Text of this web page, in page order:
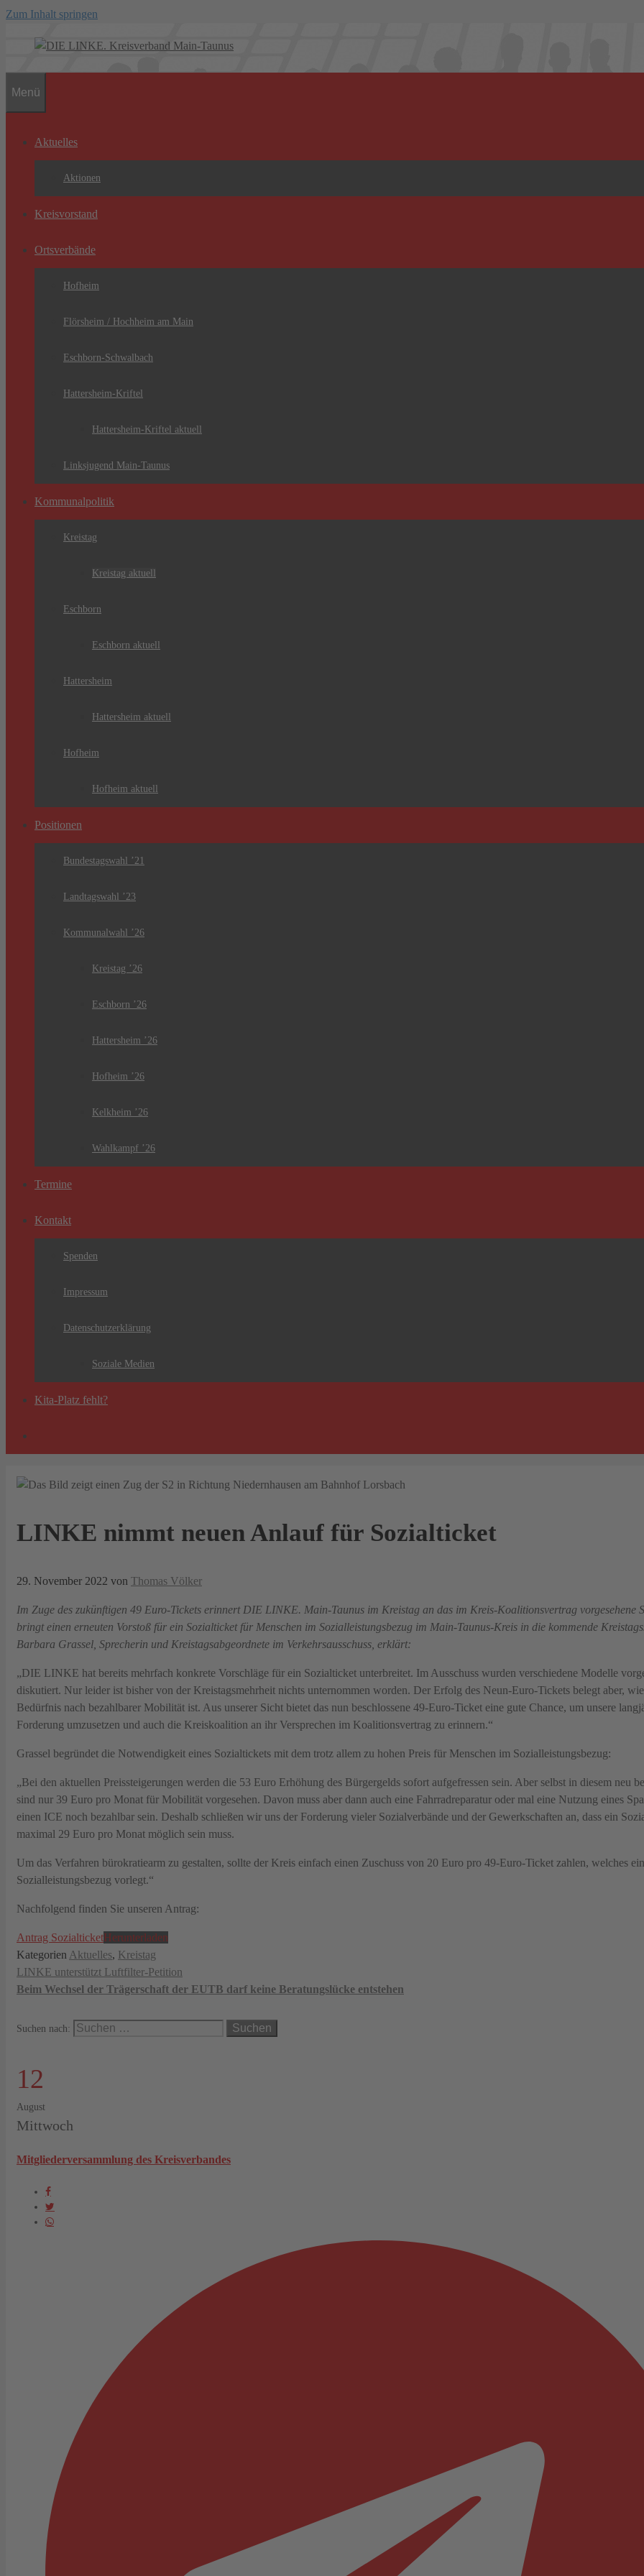
Zum Inhalt springen
Menü
Aktuelles
Aktionen
Kreisvorstand
Ortsverbände
Hofheim
Flörsheim / Hochheim am Main
Eschborn-Schwalbach
Hattersheim-Kriftel
Hattersheim-Kriftel aktuell
Linksjugend Main-Taunus
Kommunalpolitik
Kreistag
Kreistag aktuell
Eschborn
Eschborn aktuell
Hattersheim
Hattersheim aktuell
Hofheim
Hofheim aktuell
Positionen
Bundestagswahl ’21
Landtagswahl ’23
Kommunalwahl ’26
Kreistag ’26
Eschborn ’26
Hattersheim ’26
Hofheim ’26
Kelkheim ’26
Wahlkampf ’26
Termine
Kontakt
Spenden
Impressum
Datenschutzerklärung
Soziale Medien
Kita-Platz fehlt?
LINKE nimmt neuen Anlauf für Sozialticket
29. November 2022 von Thomas Völker
Im Zuge des zukünftigen 49 Euro-Tickets erinnert DIE LINKE. Main-Taunus im Kreistag an das im Kreis-Koalitionsvertrag vorgesehene
bringt einen erneuten Vorstoß für ein Sozialticket für Menschen im Sozialleistungsbezug im Main-Taunus-Kreis in die kommende
Barbara Grassel, Sprecherin und Kreistagsabgeordnete im Verkehrsausschuss, erklärt:
„DIE LINKE hat bereits mehrfach konkrete Vorschläge für ein Sozialticket unterbreitet. Im Ausschuss wurden verschiedene Modelle
diskutiert. Nur leider ist bisher von der Kreistagsmehrheit nichts unternommen worden. Der Erfolg des Neun-Euro-Tickets belegt aber,
Bedürfnis nach bezahlbarer Mobilität ist. Aus unserer Sicht bietet das nun beschlossene 49-Euro-Ticket eine gute Chance, um unsere
Forderung umzusetzen und auch die Kreiskoalition an ihr Versprechen im Koalitionsvertrag zu erinnern.“
Grassel begründet die Notwendigkeit eines Sozialtickets mit dem trotz allem zu hohen Preis für Menschen im Sozialleistungsbezug:
„Bei den aktuellen Preissteigerungen werden die 53 Euro Erhöhung des Bürgergelds sofort aufgefressen sein. Aber selbst in diesem neu
sind nur 39 Euro pro Monat für Mobilität vorgesehen. Davon muss aber dann auch eine Fahrradreparatur oder mal eine Nutzung eines
einen ICE noch bezahlbar sein. Deshalb schließen wir uns der Forderung vieler Sozialverbände und der Gewerkschaften an, dass ein
maximal 29 Euro pro Monat möglich sein muss.
Um das Verfahren bürokratiearm zu gestalten, sollte der Kreis einfach einen Zuschuss von 20 Euro pro 49-Euro-Ticket zahlen, welches
Sozialleistungsbezug vorlegt.“
Nachfolgend finden Sie unseren Antrag:
Antrag SozialticketHerunterladen
Kategorien Aktuelles, Kreistag
LINKE unterstützt Luftfilter-Petition
Beim Wechsel der Trägerschaft der EUTB darf keine Beratungslücke entstehen
Suchen nach:
12
August
Mittwoch
Mitgliederversammlung des Kreisverbandes